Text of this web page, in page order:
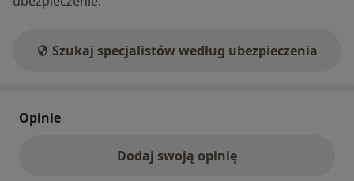
Szukaj specjalistów według ubezpieczenia
Opinie
Dodaj swoją opinię